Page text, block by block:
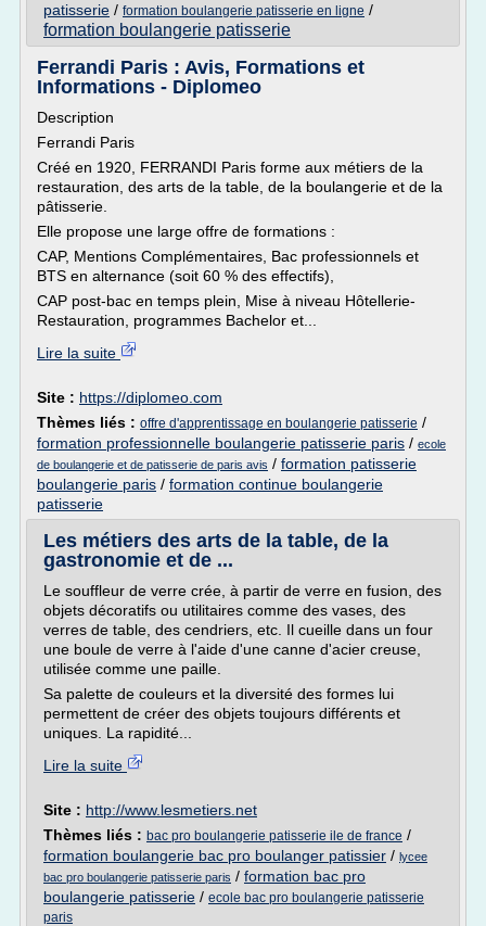
patisserie / formation boulangerie patisserie en ligne /
formation boulangerie patisserie
Ferrandi Paris : Avis, Formations et
Informations - Diplomeo
Description
Ferrandi Paris
Créé en 1920, FERRANDI Paris forme aux métiers de la
restauration, des arts de la table, de la boulangerie et de la
pâtisserie.
Elle propose une large offre de formations :
CAP, Mentions Complémentaires, Bac professionnels et
BTS en alternance (soit 60 % des effectifs),
CAP post-bac en temps plein, Mise à niveau Hôtellerie-
Restauration, programmes Bachelor et...
Lire la suite
Site : https://diplomeo.com
Thèmes liés : offre d'apprentissage en boulangerie patisserie /
formation professionnelle boulangerie patisserie paris / ecole
de boulangerie et de patisserie de paris avis / formation patisserie
boulangerie paris / formation continue boulangerie
patisserie
Les métiers des arts de la table, de la
gastronomie et de ...
Le souffleur de verre crée, à partir de verre en fusion, des
objets décoratifs ou utilitaires comme des vases, des
verres de table, des cendriers, etc. Il cueille dans un four
une boule de verre à l'aide d'une canne d'acier creuse,
utilisée comme une paille.
Sa palette de couleurs et la diversité des formes lui
permettent de créer des objets toujours différents et
uniques. La rapidité...
Lire la suite
Site : http://www.lesmetiers.net
Thèmes liés : bac pro boulangerie patisserie ile de france /
formation boulangerie bac pro boulanger patissier / lycee
bac pro boulangerie patisserie paris / formation bac pro
boulangerie patisserie / ecole bac pro boulangerie patisserie
paris